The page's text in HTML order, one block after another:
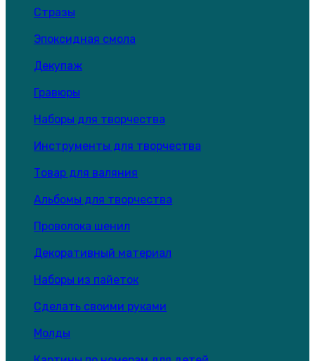
Стразы
Эпоксидная смола
Декупаж
Гравюры
Наборы для творчества
Инструменты для творчества
Товар для валяния
Альбомы для творчества
Проволока шенил
Декоративный материал
Наборы из пайеток
Сделать своими руками
Молды